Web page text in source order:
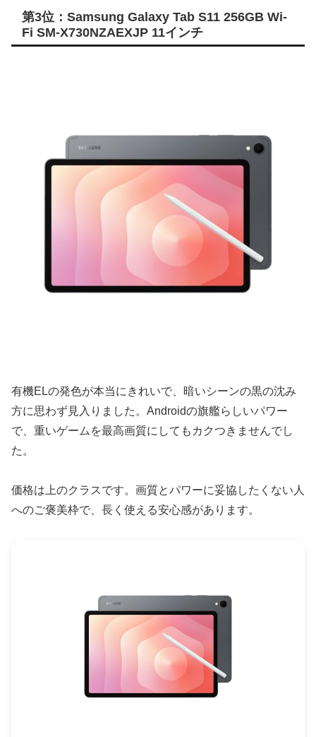
第3位：Samsung Galaxy Tab S11 256GB Wi-
Fi SM-X730NZAEXJP 11インチ
有機ELの発色が本当にきれいで、暗いシーンの黒の沈み
方に思わず見入りました。Androidの旗艦らしいパワー
で、重いゲームを最高画質にしてもカクつきませんでし
た。
価格は上のクラスです。画質とパワーに妥協したくない人
へのご褒美枠で、長く使える安心感があります。